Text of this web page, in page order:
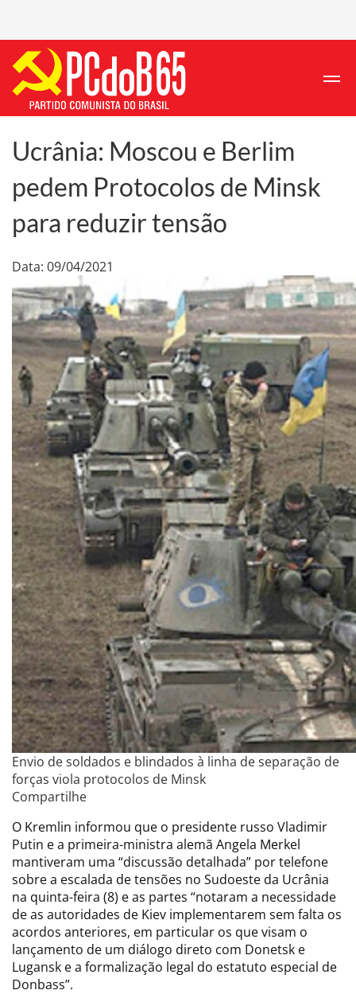
Ucrânia: Moscou e Berlim
pedem Protocolos de Minsk
para reduzir tensão
Data: 09/04/2021
Envio de soldados e blindados à linha de separação de
forças viola protocolos de Minsk
Compartilhe
O Kremlin informou que o presidente russo Vladimir
Putin e a primeira-ministra alemã Angela Merkel
mantiveram uma “discussão detalhada” por telefone
sobre a escalada de tensões no Sudoeste da Ucrânia
na quinta-feira (8) e as partes “notaram a necessidade
de as autoridades de Kiev implementarem sem falta os
acordos anteriores, em particular os que visam o
lançamento de um diálogo direto com Donetsk e
Lugansk e a formalização legal do estatuto especial de
Donbass”.